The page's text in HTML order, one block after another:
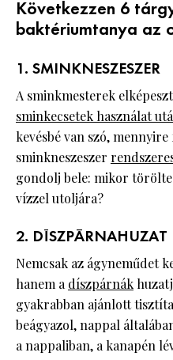
Következzen 6
baktériumtanya az
1. SMINKNESZESZER
A sminkmesterek
sminkecsetek használat
kevésbé van szó,
sminkneszeszer
gondolj bele: mikor
vízzel utoljára?
2. DÍSZPÁRNAHUZAT
Nemcsak az ágyneműdet
hanem adíszpárnák
gyakrabban ajánlott
beágyazol, nappal
a nappaliban, a kanapén